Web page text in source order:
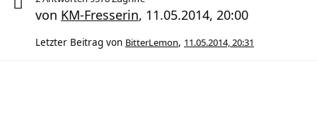
von KM-Fresserin, 11.05.2014, 20:00
Letzter Beitrag von BitterLemon, 11.05.2014, 20:31